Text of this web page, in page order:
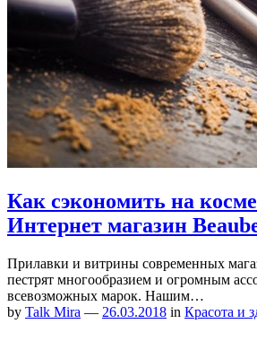
Как сэкономить на
Интернет магазин
Прилавки и витрины современных
пестрят многообразием и огромным
всевозможных марок. Нашим…
by Talk Mira — 26.03.2018 in Красота и